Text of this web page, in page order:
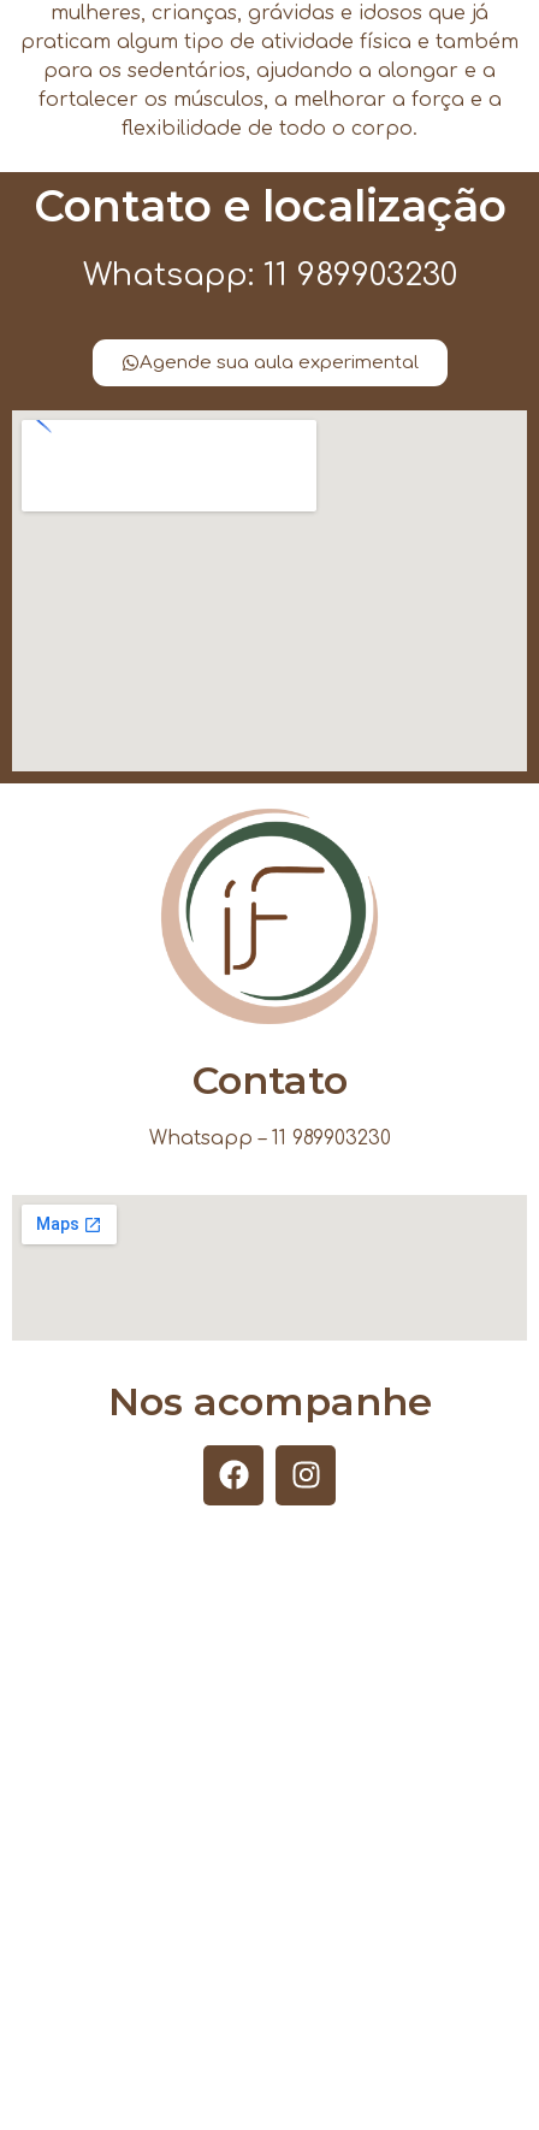
mulheres, crianças, grávidas e idosos que já
praticam algum tipo de atividade física e também
para os sedentários, ajudando a alongar e a
fortalecer os músculos, a melhorar a força e a
flexibilidade de todo o corpo.
Contato e localização
Whatsapp: 11 989903230
Agende sua aula experimental
Contato
Whatsapp – 11 989903230
Nos acompanhe